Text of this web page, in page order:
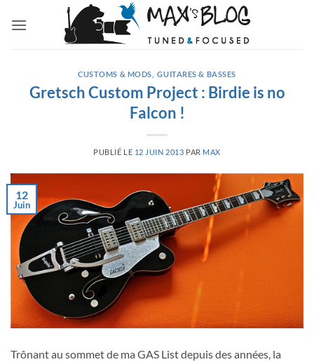
CUSTOMS & MODS GUITARES & BASSES
Gretsch Custom Project : Birdie is no
Falcon !
PUBLIÉ LE 12 JUIN 2013 PAR MAX
12
Juin
Trônant au sommet de ma GAS List depuis des années, la